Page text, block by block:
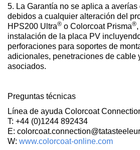
5. La Garantía no se aplica a
debidos a cualquier alteración del
HPS200 Ultra® o Colorcoat Prisma®
instalación de la placa PV
perforaciones para soportes de
adicionales, penetraciones de cable
asociados.
Preguntas técnicas
Línea de ayuda Colorcoat
T: +44 (0)1244 892434
E:
W: www.colorcoat-online.com